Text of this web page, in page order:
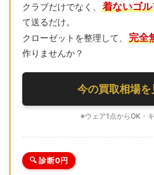
クラブだけでなく、 着ないゴ
て送るだけ。
クローゼットを整理して、
完全
作りませんか？
今の買取相場を
※ウェア1点からOK・
🔍 診断0円